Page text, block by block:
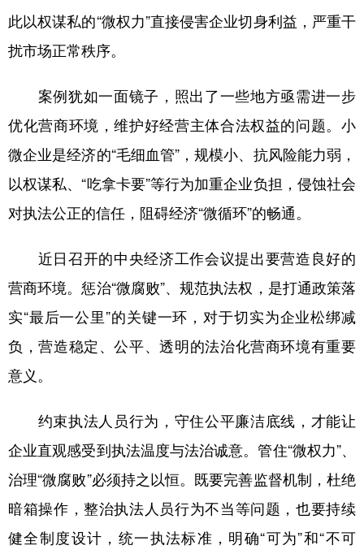
地方频道
北京 天津 河北 山西
辽宁 吉林 上海 江苏
浙江 安徽 福建 江西
山东 河南 湖北 湖南
四川 贵州 云南 西藏
陕西 甘肃 青海 宁夏
English Español Français عربى
Русский язык 日本語 한국어
此以权谋私的“微权力”直接侵害企业切身利益，严重干
扰市场正常秩序。
案例犹如一面镜子，照出了一些地方亟需进一步
优化营商环境，维护好经营主体合法权益的问题。小
微企业是经济的“毛细血管”，规模小、抗风险能力弱，
以权谋私、“吃拿卡要”等行为加重企业负担，侵蚀社会
对执法公正的信任，阻碍经济“微循环”的畅通。
近日召开的中央经济工作会议提出要营造良好的
营商环境。惩治“微腐败”、规范执法权，是打通政策落
实“最后一公里”的关键一环，对于切实为企业松绑减
负，营造稳定、公平、透明的法治化营商环境有重要
意义。
约束执法人员行为，守住公平廉洁底线，才能让
企业直观感受到执法温度与法治诚意。管住“微权力”、
治理“微腐败”必须持之以恒。既要完善监督机制，杜绝
暗箱操作，整治执法人员行为不当等问题，也要持续
健全制度设计，统一执法标准，明确“可为”和“不可